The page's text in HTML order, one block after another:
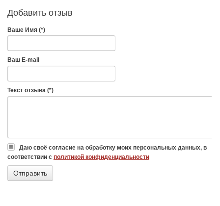
Добавить отзыв
Ваше Имя (*)
Ваш E-mail
Текст отзыва (*)
Даю своё согласие на обработку моих персональных данных, в
соответствии с политикой конфиденциальности